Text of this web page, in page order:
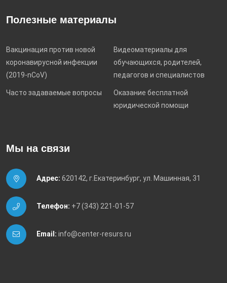
Полезные материалы
Вакцинация против новой
коронавирусной инфекции
(2019-nCoV)
Видеоматериалы для
обучающихся, родителей,
педагогов и специалистов
Часто задаваемые вопросы
Оказание бесплатной
юридической помощи
Мы на связи
Адрес: 620142, г.Екатеринбург, ул. Машинная, 31
Телефон: +7 (343) 221-01-57
Email: info@center-resurs.ru